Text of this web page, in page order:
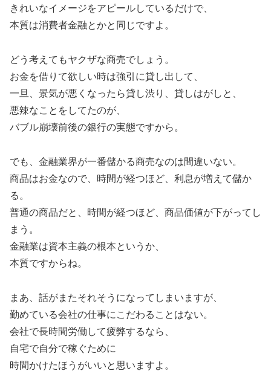
きれいなイメージをアピールしているだけで、
本質は消費者金融とかと同じですよ。
どう考えてもヤクザな商売でしょう。
お金を借りて欲しい時は強引に貸し出して、
一旦、景気が悪くなったら貸し渋り、貸しはがしと、
悪辣なことをしてたのが、
バブル崩壊前後の銀行の実態ですから。
でも、金融業界が一番儲かる商売なのは間違いない。
商品はお金なので、時間が経つほど、利息が増えて儲か
る。
普通の商品だと、時間が経つほど、商品価値が下がってし
まう。
金融業は資本主義の根本というか、
本質ですからね。
まあ、話がまたそれそうになってしまいますが、
勤めている会社の仕事にこだわることはない。
会社で長時間労働して疲弊するなら、
自宅で自分で稼ぐために
時間かけたほうがいいと思いますよ。